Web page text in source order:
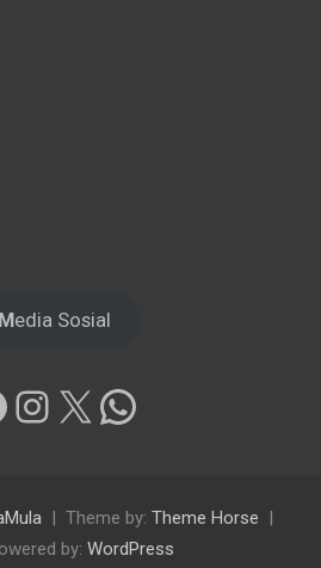
Media Sosial
Instagram
X WhatsApp
Theme by: Theme Horse
by: WordPress